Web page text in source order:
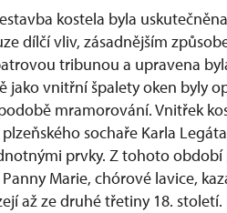
kostela byla
dílčí vliv, zásadnějším
tribunou a upravena
jako vnitřní špalety oken byly
mramorování. Vnitřek
sochaře Karla
prvky. Z tohoto období
Marie, chórové lavice,
až ze druhé třetiny 18. století.